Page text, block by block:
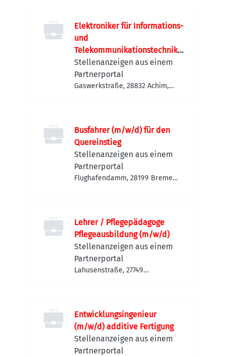
Elektroniker für Informations-
und
Telekommunikationstechnik
(m/w/d)
Stellenanzeigen aus einem
Partnerportal
Gaswerkstraße, 28832 Achim,
Busfahrer (m/w/d) für den
Quereinstieg
Stellenanzeigen aus einem
Partnerportal
Flughafendamm, 28199 Bremen-
Lehrer / Pflegepädagoge
Pflegeausbildung (m/w/d)
Stellenanzeigen aus einem
Partnerportal
Lahusenstraße, 27749
Entwicklungsingenieur
(m/w/d) additive Fertigung
Stellenanzeigen aus einem
Partnerportal